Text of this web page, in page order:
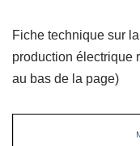
Fiche technique sur
production électrique
au bas de la page)